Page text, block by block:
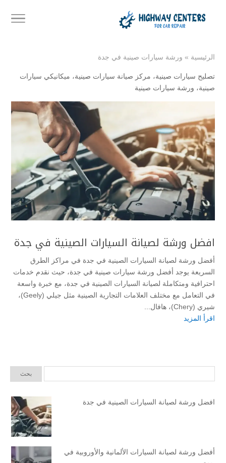
الرئيسية » ورشة سيارات صينية في جدة
تصليح سيارات صينية، مركز صيانة سيارات صينية، ميكانيكي سيارات
صينية، ورشة سيارات صينية
افضل ورشة لصيانة السيارات الصينية في جدة
أفضل ورشة لصيانة السيارات الصينية في جدة في مراكز الطرق
السريعة يوجد أفضل ورشة سيارات صينية في جدة، حيث نقدم خدمات
احترافية ومتكاملة لصيانة السيارات الصينية في جدة، مع خبرة واسعة
في التعامل مع مختلف العلامات التجارية الصينية مثل جيلي (Geely)،
شيري (Chery)، هافال...
اقرأ المزيد
افضل ورشة لصيانة السيارات الصينية في جدة
أفضل ورشة لصيانة السيارات الألمانية والأوروبية في